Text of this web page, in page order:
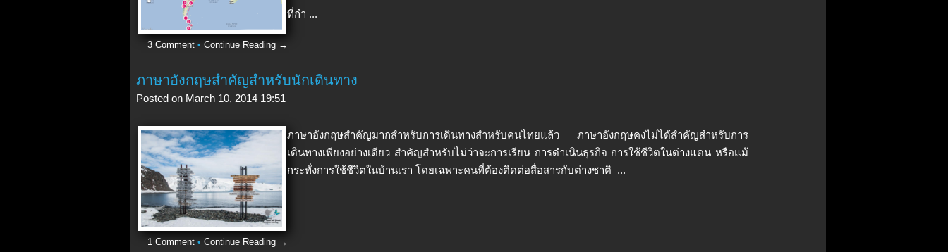
ที่กำ ...
3 Comment • Continue Reading →
ภาษาอังกฤษสำคัญสำหรับนักเดินทาง
Posted on March 10, 2014 19:51
ภาษาอังกฤษสำคัญมากสำหรับการเดินทางสำหรับคนไทยแล้ว ภาษาอังกฤษคงไม่ได้สำคัญสำหรับการ
เดินทางเพียงอย่างเดียว สำคัญสำหรับไม่ว่าจะการเรียน การดำเนินธุรกิจ การใช้ชีวิตในต่างแดน หรือแม้
กระทั่งการใช้ชีวิตในบ้านเรา โดยเฉพาะคนที่ต้องติดต่อสื่อสารกับต่างชาติ ...
1 Comment • Continue Reading →